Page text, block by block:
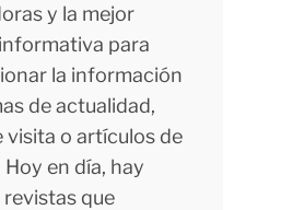
y la mejor
para
la información
de actualidad,
visita o artículos de
en día, hay
revistas que